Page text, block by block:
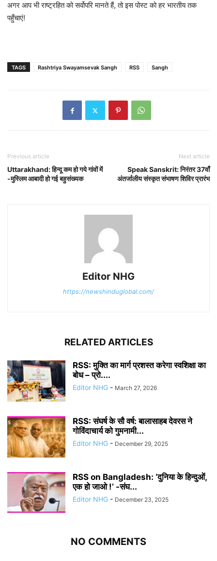
अगर आप भी राष्ट्रहित को सर्वोपरि मानते हैं, तो इस पोस्ट को हर भारतीय तक
पहुँचाएं!
TAGS Rashtriya Swayamsevak Sangh RSS Sangh
Previous article
Uttarakhand: हिन्दू कम हो गये गांवों में
-मुस्लिम आबादी हो गई बहुसंख्यक
Next article
Speak Sanskrit: निरंतर 37वाँ
अंतर्जालीय संस्कृत संभाषण शिविर प्रारंभ
Editor NHG
https://newshinduglobal.com/
RELATED ARTICLES
RSS: मुक्ति का मार्ग प्रशस्त करेगा स्वशिक्षा का
बोध – प्रो....
Editor NHG - March 27, 2026
RSS: संघर्ष के सौ वर्ष: बालासाहब देवरस ने
गोविंदाचार्य को गुमनामी...
Editor NHG - December 29, 2025
RSS on Bangladesh: ‘दुनिया के हिन्दुओं,
एक हो जाओ !’ -संघ...
Editor NHG - December 23, 2025
NO COMMENTS